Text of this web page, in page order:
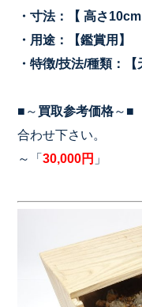
・寸法：【 高さ
・用途：【鑑賞用】
・特徴/技法/種類：【
■～ 買取参考価格～■
合わせ下さい。
～「30,000円 」